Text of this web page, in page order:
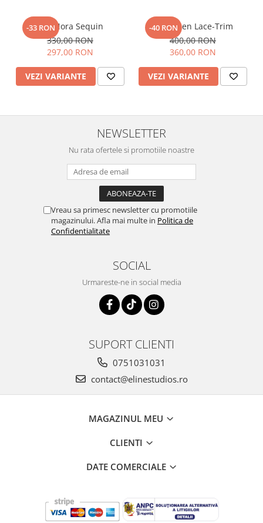
-33 RONTop Nora Sequin
330,00 RON
297,00 RON
VEZI VARIANTE
-40 RON
Top Linen Lace-Trim
400,00 RON
360,00 RON
VEZI VARIANTE
NEWSLETTER
Nu rata ofertele si promotiile noastre
Vreau sa primesc newsletter cu promotiile
magazinului. Afla mai multe in Politica de
Confidentialitate
SOCIAL
Urmareste-ne in social media
SUPORT CLIENTI
0751031031
contact@elinestudios.ro
MAGAZINUL MEU
CLIENTI
DATE COMERCIALE